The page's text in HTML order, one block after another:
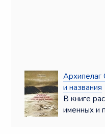
Архипелаг
и названия
В книге
именных и